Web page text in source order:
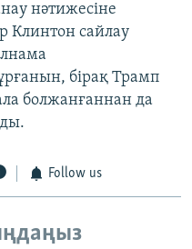
нәтижесіне
Клинтон сайлау
бірақ Трамп
болжанғаннан да
Follow us